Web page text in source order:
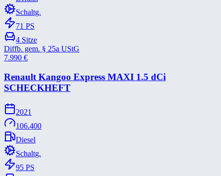
Schaltg.
71 PS
4 Sitze
Diffb. gem. § 25a UStG
7.990 €
Renault Kangoo Express MAXI 1.5 dCi
SCHECKHEFT
2021
106.400
Diesel
Schaltg.
95 PS